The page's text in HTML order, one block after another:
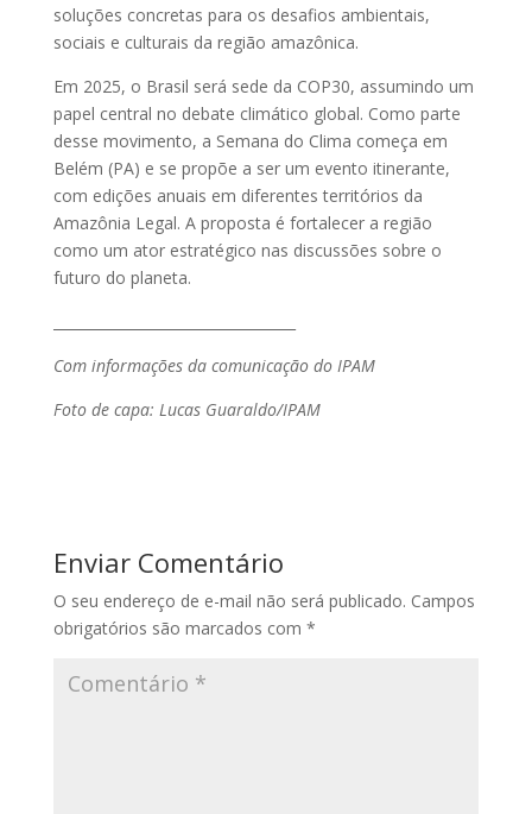
soluções concretas para os desafios ambientais,
sociais e culturais da região amazônica.
Em 2025, o Brasil será sede da COP30, assumindo um
papel central no debate climático global. Como parte
desse movimento, a Semana do Clima começa em
Belém (PA) e se propõe a ser um evento itinerante,
com edições anuais em diferentes territórios da
Amazônia Legal. A proposta é fortalecer a região
como um ator estratégico nas discussões sobre o
futuro do planeta.
Com informações da comunicação do IPAM
Foto de capa: Lucas Guaraldo/IPAM
Enviar Comentário
O seu endereço de e-mail não será publicado. Campos
obrigatórios são marcados com *